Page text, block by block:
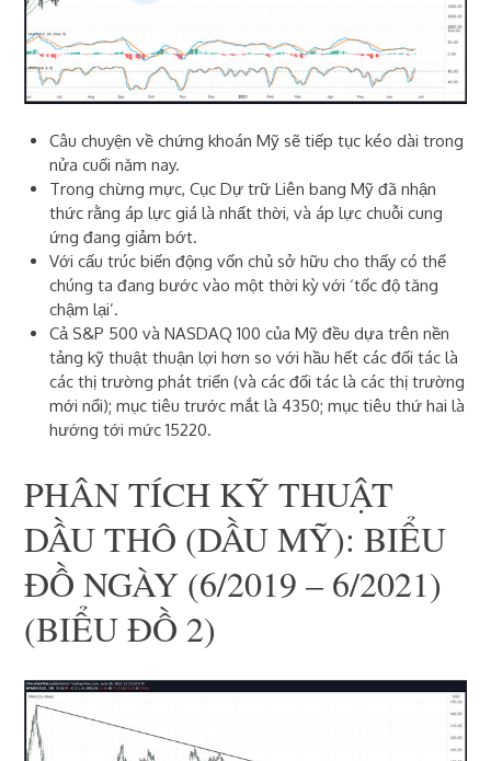
Câu chuyện về chứng khoán Mỹ sẽ tiếp tục kéo dài trong
nửa cuối năm nay.
Trong chừng mực, Cục Dự trữ Liên bang Mỹ đã nhận
thức rằng áp lực giá là nhất thời, và áp lực chuỗi cung
ứng đang giảm bớt.
Với cấu trúc biến động vốn chủ sở hữu cho thấy có thể
chúng ta đang bước vào một thời kỳ với ‘tốc độ tăng
chậm lại’.
Cả S&P 500 và NASDAQ 100 của Mỹ đều dựa trên nền
tảng kỹ thuật thuận lợi hơn so với hầu hết các đối tác là
các thị trường phát triển (và các đối tác là các thị trường
mới nổi); mục tiêu trước mắt là 4350; mục tiêu thứ hai là
hướng tới mức 15220.
PHÂN TÍCH KỸ THUẬT
DẦU THÔ (DẦU MỸ): BIỂU
ĐỒ NGÀY (6/2019 – 6/2021)
(BIỂU ĐỒ 2)